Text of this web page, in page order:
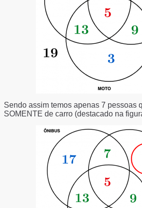
Sendo assim temos apenas 7 pessoas
SOMENTE de carro (destacado na